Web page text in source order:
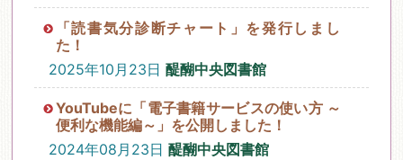
「読書気分診断チャート」を発行しまし
た！
2025年10月23日 醍醐中央図書館
YouTubeに「電子書籍サービスの使い方 ～
便利な機能編～」を公開しました！
2024年08月23日 醍醐中央図書館